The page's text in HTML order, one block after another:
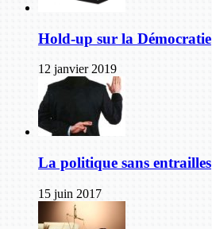
Hold-up sur la Démocratie
12 janvier 2019
La politique sans entrailles
15 juin 2017